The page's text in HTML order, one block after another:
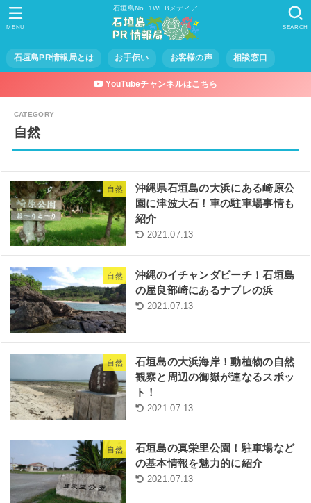
石垣島No. 1WEBメディア
石垣島PR情報局とは お手伝い お客様の声 相談窓口
SEARCH
MENU
YouTubeチャンネルはこちら
自然
自然
沖縄県石垣島の大浜にある崎原公
園に津波大石！車の駐車場事情も
紹介
2021.07.13
自然
沖縄のイチャンダビーチ！石垣島
の屋良部崎にあるナブレの浜
2021.07.13
自然
石垣島の大浜海岸！動植物の自然
観察と周辺の御嶽が連なるスポッ
ト！
2021.07.13
自然
石垣島の真栄里公園！駐車場など
の基本情報を魅力的に紹介
2021.07.13